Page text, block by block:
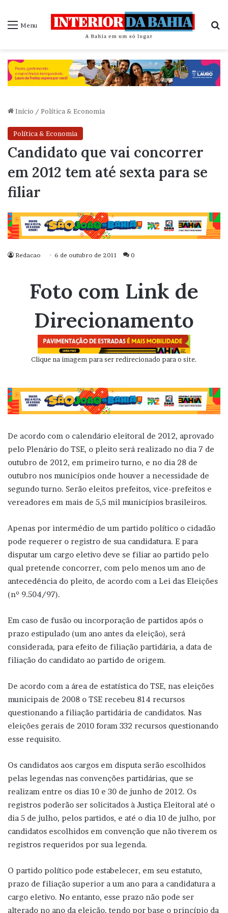
Menu
Início / Política & Economia
Política & Economia
Candidato que vai concorrer
em 2012 tem até sexta para se
filiar
Redacao 6 de outubro de 2011 0
Foto com Link de
Direcionamento
Clique na imagem para ser redirecionado para o site.
De acordo com o calendário eleitoral de 2012, aprovado
pelo Plenário do TSE, o pleito será realizado no dia 7 de
outubro de 2012, em primeiro turno, e no dia 28 de
outubro nos municípios onde houver a necessidade de
segundo turno. Serão eleitos prefeitos, vice-prefeitos e
vereadores em mais de 5,5 mil municípios brasileiros.
Apenas por intermédio de um partido político o cidadão
pode requerer o registro de sua candidatura. E para
disputar um cargo eletivo deve se filiar ao partido pelo
qual pretende concorrer, com pelo menos um ano de
antecedência do pleito, de acordo com a Lei das Eleições
(nº 9.504/97).
Em caso de fusão ou incorporação de partidos após o
prazo estipulado (um ano antes da eleição), será
considerada, para efeito de filiação partidária, a data de
filiação do candidato ao partido de origem.
De acordo com a área de estatística do TSE, nas eleições
municipais de 2008 o TSE recebeu 814 recursos
questionando a filiação partidária de candidatos. Nas
eleições gerais de 2010 foram 332 recursos questionando
esse requisito.
Os candidatos aos cargos em disputa serão escolhidos
pelas legendas nas convenções partidárias, que se
realizam entre os dias 10 e 30 de junho de 2012. Os
registros poderão ser solicitados à Justiça Eleitoral até o
dia 5 de julho, pelos partidos, e até o dia 10 de julho, por
candidatos escolhidos em convenção que não tiverem os
registros requeridos por sua legenda.
O partido político pode estabelecer, em seu estatuto,
prazo de filiação superior a um ano para a candidatura a
cargo eletivo. No entanto, esse prazo não pode ser
alterado no ano da eleição, tendo por base o princípio da